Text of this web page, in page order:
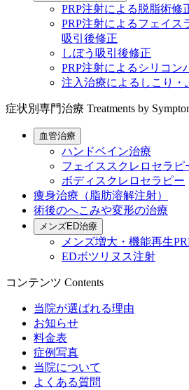
PRP注射による脱脂術修
PRP注射によるフェイス
吸引後修正
しぼう吸引後修正
PRP注射によるシリコン
注入治療によるしこり・
症状別専門治療 Treatments by
血管治療
ハンドベイン治療
フェイススクレロセラピ
ボディスクレロセラピー
痩身治療（脂肪溶解注射）
術後のへこみや変形の治療
メンズED治療
メンズ増大・機能再生
EDボツリヌス注射
コンテンツ Contents
当院が選ばれる理由
お知らせ
料金表
症例写真
当院について
よくある質問